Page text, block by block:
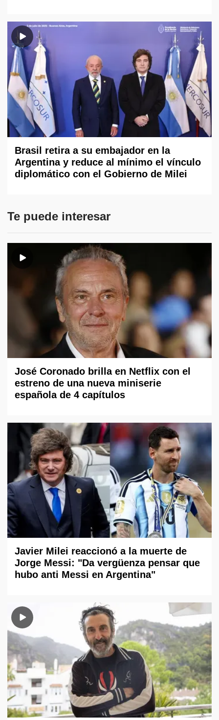
Brasil retira a su embajador en la
Argentina y reduce al mínimo el vínculo
diplomático con el Gobierno de Milei
Te puede interesar
José Coronado brilla en Netflix con el
estreno de una nueva miniserie
española de 4 capítulos
Javier Milei reaccionó a la muerte de
Jorge Messi: "Da vergüenza pensar que
hubo anti Messi en Argentina"